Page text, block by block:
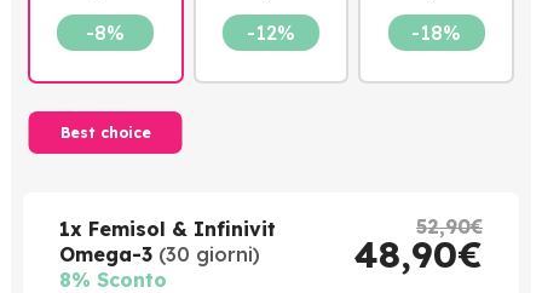
-8%
Best choice
-12% -18%
1x Femisol & Infinivit
Omega-3 (30 giorni)
8% Sconto
52,90€
48,90€